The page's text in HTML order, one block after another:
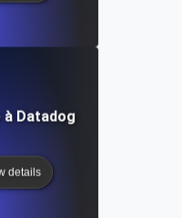
Datadog
details